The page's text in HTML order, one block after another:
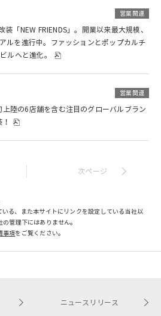
営業関連
「NEW FRIENDS」。開業以来最大規模、
ルを進行中。ファッションとポップカルチ
ルへと進化。
営業関連
陸の6店舗を含む注目のグローバルブラン
次ページ
る、また本サイトにリンクを設定している当社以
管理下にはありません。
事項をご覧ください。
ニュースリリース